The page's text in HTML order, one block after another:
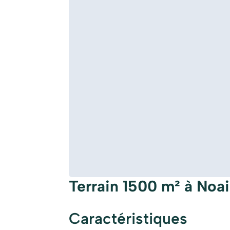
Terrain 1500 m² à
Caractéristiques